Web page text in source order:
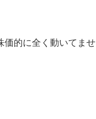
価的に全く動いてませ